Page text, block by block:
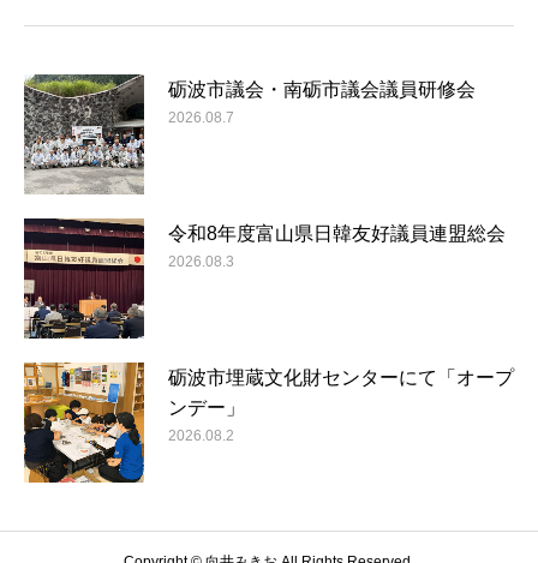
砺波市議会・南砺市議会議員研修会
2026.08.7
令和8年度富山県日韓友好議員連盟総会
2026.08.3
砺波市埋蔵文化財センターにて「オープ
ンデー」
2026.08.2